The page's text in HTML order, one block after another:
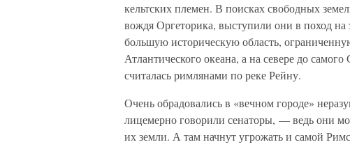
кельтских племен. В поисках свободных
вождя Оргеторика, выступили они в поход
большую историческую область,
Атлантического океана, а на севере до
считалась римлянами по реке Рейну.
Очень обрадовались в «вечном городе»
лицемерно говорили сенаторы, — ведь они
их земли. А там начнут угрожать и самой